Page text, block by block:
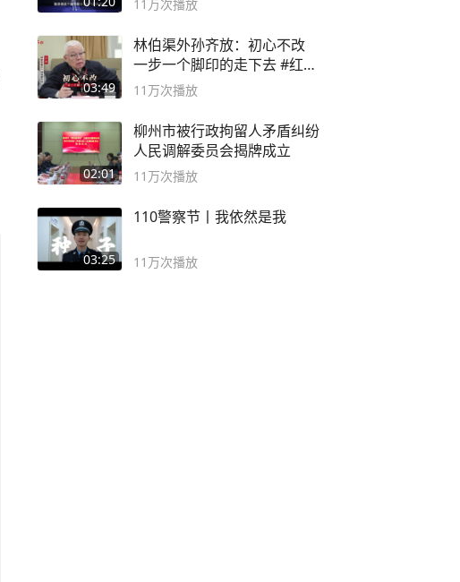
11万次播放
03:49
林伯渠外孙齐放：初心不改
一步一个脚印的走下去 #红船
论坛
11万次播放
02:01
柳州市被行政拘留人矛盾纠纷
人民调解委员会揭牌成立
11万次播放
03:25
110警察节丨我依然是我
11万次播放